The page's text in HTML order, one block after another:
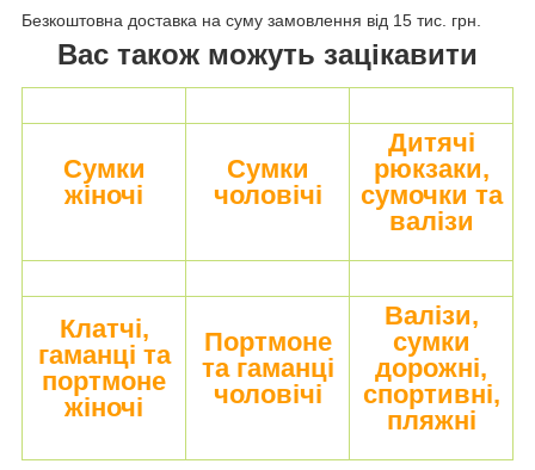
Безкоштовна доставка на суму замовлення від 15 тис. грн.
Вас також можуть зацікавити
Сумки
жіночі
Сумки
чоловічі
Дитячі
рюкзаки,
сумочки та
валізи
Клатчі,
гаманці та
портмоне
жіночі
Портмоне
та гаманці
чоловічі
Валізи,
сумки
дорожні,
спортивні,
пляжні